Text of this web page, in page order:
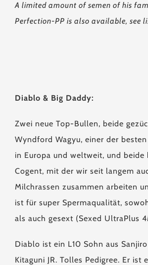
A limited amount of semen of his
Perfection-PP is also available, see
Diablo & Big Daddy:
Zwei neue Top-Bullen, beide
Wyndford Wagyu, einer der
in Europa und weltweit, und beide
Cogent, mit der wir seit langem
Milchrassen zusammen arbeiten
ist für super Spermaqualität,
als auch gesext (Sexed UltraPlus
Diablo ist ein L10 Sohn aus
Kitaguni JR. Tolles Pedigree. Er ist